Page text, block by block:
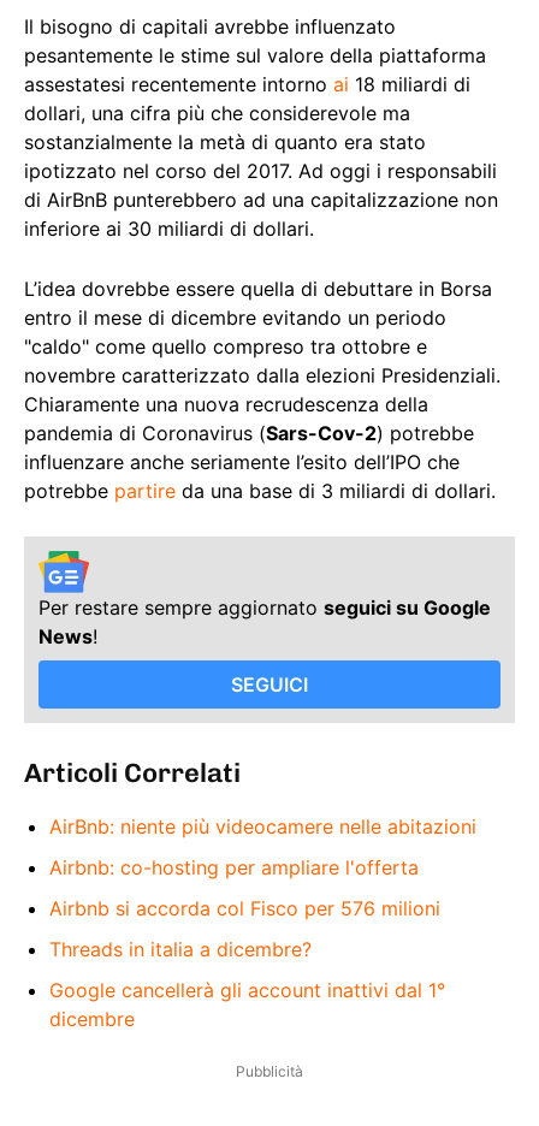
Il bisogno di capitali avrebbe influenzato
pesantemente le stime sul valore della piattaforma
assestatesi recentemente intorno ai 18 miliardi di
dollari, una cifra più che considerevole ma
sostanzialmente la metà di quanto era stato
ipotizzato nel corso del 2017. Ad oggi i responsabili
di AirBnB punterebbero ad una capitalizzazione non
inferiore ai 30 miliardi di dollari.
L’idea dovrebbe essere quella di debuttare in Borsa
entro il mese di dicembre evitando un periodo
"caldo" come quello compreso tra ottobre e
novembre caratterizzato dalla elezioni Presidenziali.
Chiaramente una nuova recrudescenza della
pandemia di Coronavirus (Sars-Cov-2) potrebbe
influenzare anche seriamente l’esito dell’IPO che
potrebbe partire da una base di 3 miliardi di dollari.
Per restare sempre aggiornato seguici su Google
News!
SEGUICI
Articoli Correlati
AirBnb: niente più videocamere nelle abitazioni
Airbnb: co-hosting per ampliare l'offerta
Airbnb si accorda col Fisco per 576 milioni
Threads in italia a dicembre?
Google cancellerà gli account inattivi dal 1°
dicembre
Pubblicità